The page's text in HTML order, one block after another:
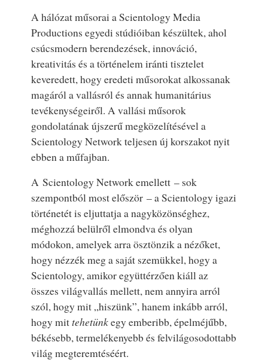
A hálózat műsorai a Scientology Media
Productions egyedi stúdióiban készültek, ahol
csúcsmodern berendezések, innováció,
kreativitás és a történelem iránti tisztelet
keveredett, hogy eredeti műsorokat alkossanak
magáról a vallásról és annak humanitárius
tevékenységeiről. A vallási műsorok
gondolatának újszerű megközelítésével a
Scientology Network teljesen új korszakot nyit
ebben a műfajban.
A Scientology Network emellett – sok
szempontból most először – a Scientology igazi
történetét is eljuttatja a nagyközönséghez,
méghozzá belülről elmondva és olyan
módokon, amelyek arra ösztönzik a nézőket,
hogy nézzék meg a saját szemükkel, hogy a
Scientology, amikor együttérzően kiáll az
összes világvallás mellett, nem annyira arról
szól, hogy mit „hiszünk”, hanem inkább arról,
hogy mittehetünkegy emberibb, épelméjűbb,
békésebb, termelékenyebb és felvilágosodottabb
világ megteremtéséért.